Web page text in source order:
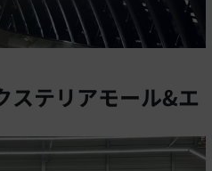
ステリアモール&エ